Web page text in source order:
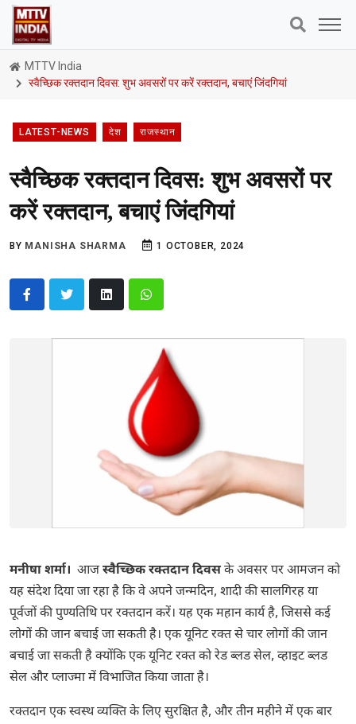
MTTV India
स्वैच्छिक रक्तदान दिवस: शुभ अवसरों पर करें रक्तदान, बचाएं जिंदगियां
LATEST-NEWS देश राजस्थान
स्वैच्छिक रक्तदान दिवस: शुभ अवसरों पर
करें रक्तदान, बचाएं जिंदगियां
BY MANISHA SHARMA 1 OCTOBER, 2024
मनीषा शर्मा। आजस्वैच्छिक रक्तदान दिवसके अवसर पर आमजन को
यह संदेश दिया जा रहा है कि वे अपने जन्मदिन, शादी की सालगिरह या
पूर्वजों की पुण्यतिथि पर रक्तदान करें। यह एक महान कार्य है, जिससे कई
लोगों की जान बचाई जा सकती है। एक यूनिट रक्त से चार लोगों की जान
बचाई जा सकती है क्योंकि एक यूनिट रक्त को रेड ब्लड सेल, व्हाइट ब्लड
सेल और प्लाज्मा में विभाजित किया जाता है।
रक्तदान एक स्वस्थ व्यक्ति के लिए सुरक्षित है, और तीन महीने में एक बार